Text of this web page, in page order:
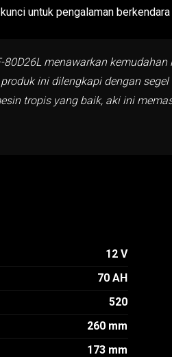
untuk pengalaman
menawarkan
ini dilengkapi dengan
tropis yang baik, aki ini
12 V
70 AH
520
260 mm
173 mm